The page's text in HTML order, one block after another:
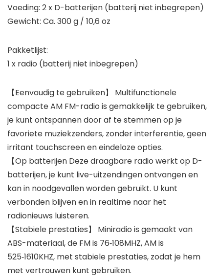
Voeding: 2 x D-batterijen (batterij niet inbegrepen)
Gewicht: Ca. 300 g / 10,6 oz
Pakketlijst:
1 x radio (batterij niet inbegrepen)
【Eenvoudig te gebruiken】 Multifunctionele
compacte AM FM-radio is gemakkelijk te gebruiken,
je kunt ontspannen door af te stemmen op je
favoriete muziekzenders, zonder interferentie, geen
irritant touchscreen en eindeloze opties.
【Op batterijen Deze draagbare radio werkt op D-
batterijen, je kunt live-uitzendingen ontvangen en
kan in noodgevallen worden gebruikt. U kunt
verbonden blijven en in realtime naar het
radionieuws luisteren.
【Stabiele prestaties】 Miniradio is gemaakt van
ABS-materiaal, de FM is 76‑108MHZ, AM is
525‑1610KHZ, met stabiele prestaties, zodat je hem
met vertrouwen kunt gebruiken.